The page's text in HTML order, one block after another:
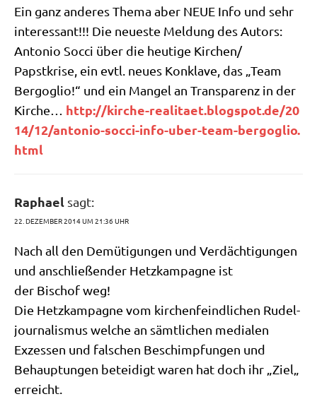
Ein ganz ande­res The­ma aber NEUE Info und sehr
inter­es­sant!!! Die neue­ste Mel­dung des Autors:
Anto­nio Soc­ci über die heu­ti­ge Kirchen/​
Papstkrise, ein evtl. neu­es Kon­kla­ve, das „Team
Berg­o­glio!“ und ein Man­gel an Trans­pa­renz in der
Kir­che… http://​kir​che​-rea​li​taet​.blog​spot​.de/​2​0​
1​4​/​1​2​/​a​n​t​o​n​i​o​-​s​o​c​c​i​-​i​n​f​o​-​u​b​e​r​-​t​e​a​m​-​b​e​r​g​o​g​l​i​o​.​
h​tml
Raphael sagt:
22. DEZEMBER 2014 UM 21:36 UHR
Nach all den Demü­ti­gun­gen und Ver­däch­ti­gun­gen
und anschlie­ßen­der Hetz­kam­pa­gne ist
der Bischof weg!
Die Hetz­kam­pa­gne vom kir­chen­feind­li­chen Rudel­
jour­na­lis­mus wel­che an sämt­li­chen media­len
Exzes­sen und fal­schen Beschimp­fun­gen und
Behaup­tun­gen betei­digt waren hat doch ihr „Ziel„
erreicht.